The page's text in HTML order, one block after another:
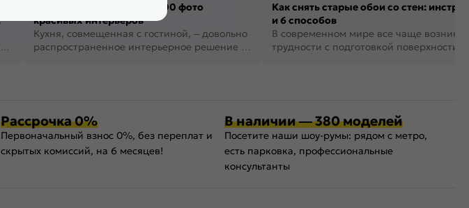
Дизайн кухни-гостиной: 100 фото
красивых интерьеров
Кухня, совмещенная с гостиной, – довольно
распространенное интерьерное решение в
Как снять старые обои со стен:
и 6 способов
В современном мире все чаще
трудности с подготовкой поверхности
Рассрочка 0%
Первоначальный взнос 0%, без переплат и
скрытых комиссий, на 6 месяцев!
В наличии — 380 моделей
Посетите наши шоу-румы: рядом с метро,
есть парковка, профессиональные
консультанты